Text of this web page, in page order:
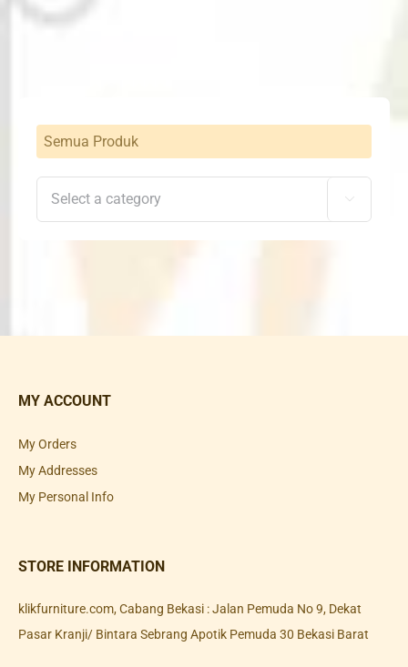
Semua Produk

MY ACCOUNT
My Orders
My Addresses
My Personal Info
STORE INFORMATION
klikfurniture.com, Cabang Bekasi : Jalan Pemuda No 9, Dekat
Pasar Kranji/ Bintara Sebrang Apotik Pemuda 30 Bekasi Barat